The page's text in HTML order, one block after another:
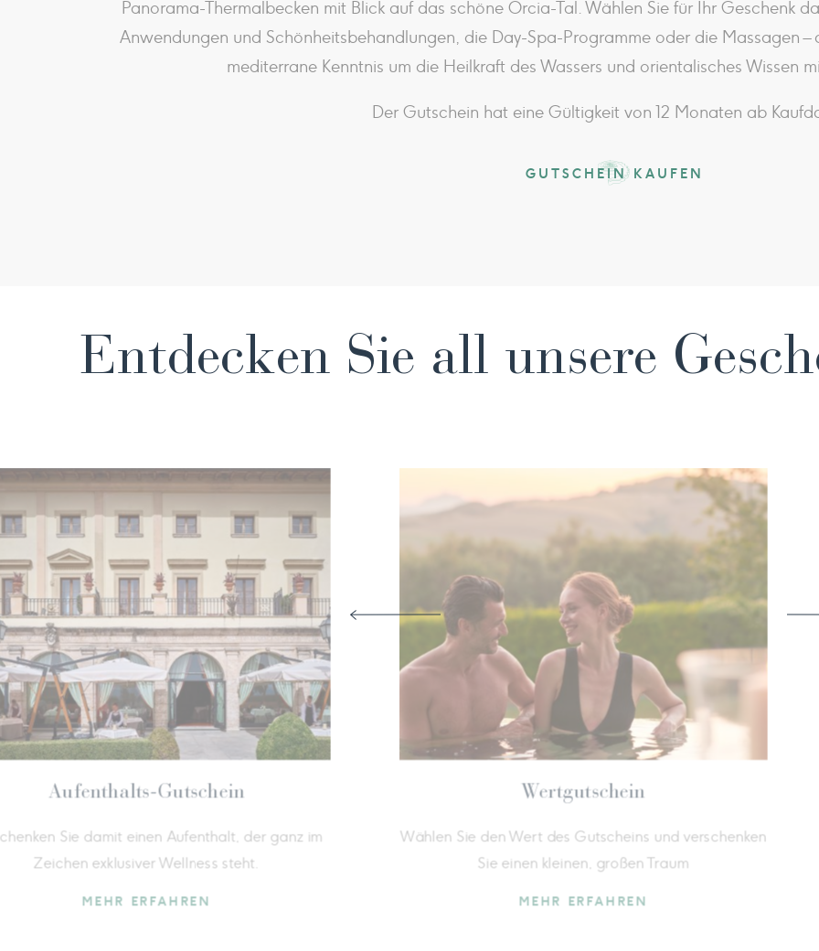
Panorama-Thermalbecken mit Blick auf das schöne Orcia-Tal. Wählen Sie für Ihr Geschenk
Anwendungen und Schönheitsbehandlungen, die Day-Spa-Programme oder die Massagen
mediterrane Kenntnis um die Heilkraft des Wassers und orientalisches Wissen
Der Gutschein hat eine Gültigkeit von 12 Monaten ab
GUTSCHEIN KAUFEN
Entdecken Sie all unsere
Aufenthalts-Gutschein
Verschenken Sie damit einen Aufenthalt, der ganz im
Zeichen exklusiver Wellness steht.
Wählen Sie den Wert des Gutscheins
Sie einen kleinen, großen